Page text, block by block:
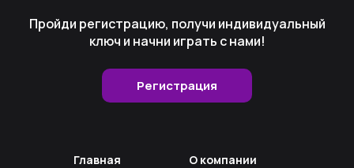
Пройди регистрацию, получи индивидуальный
ключ и начни играть с нами!
Регистрация
Главная
О компании